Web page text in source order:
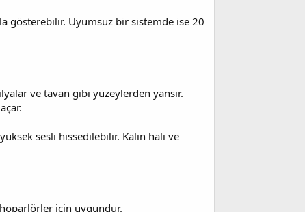
gösterebilir. Uyumsuz bir sistemde ise 20
ve tavan gibi yüzeylerden yansır.
sesli hissedilebilir. Kalın halı ve
için uygundur.